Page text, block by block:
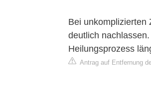
Bei unkomplizierten
deutlich
Heilungsprozess
Antrag auf Entfernung